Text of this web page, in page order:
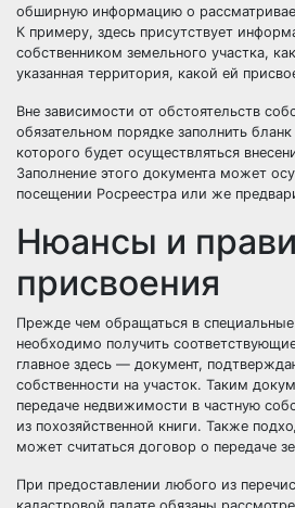
обширную информацию о
К примеру, здесь присутствует
собственником земельного участка,
указанная территория, какой ей
Вне зависимости от обстоятельств
обязательном порядке заполнить
которого будет осуществляться
Заполнение этого документа может
посещении Росреестра или же
Нюансы и
присвоения
Прежде чем обращаться в
необходимо получить
главное здесь — документ,
собственности на участок. Таким
передаче недвижимости в частную
из похозяйственной книги. Также
может считаться договор о передаче
При предоставлении любого из